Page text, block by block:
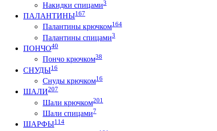
Накидки спицами3
ПАЛАНТИНЫ167
Палантины крючком164
Палантины спицами3
ПОНЧО40
Пончо крючком38
СНУДЫ16
Снуды крючком16
ШАЛИ207
Шали крючком201
Шали спицами7
ШАРФЫ114